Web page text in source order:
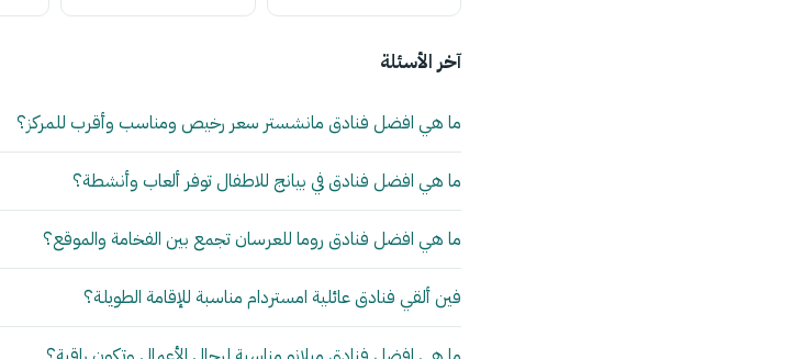
آخر الأسئلة
ما هي افضل فنادق مانشستر سعر رخيص ومناسب وأقرب للمركز؟
ما هي افضل فنادق في بيانج للاطفال توفر ألعاب وأنشطة؟
ما هي افضل فنادق روما للعرسان تجمع بين الفخامة والموقع؟
فين ألقي فنادق عائلية امستردام مناسبة للإقامة الطويلة؟